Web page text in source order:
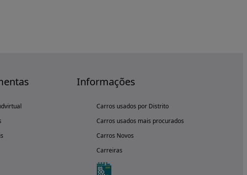
Informações
Carros usados por Distrito
Carros usados mais procurados
Carros Novos
Carreiras